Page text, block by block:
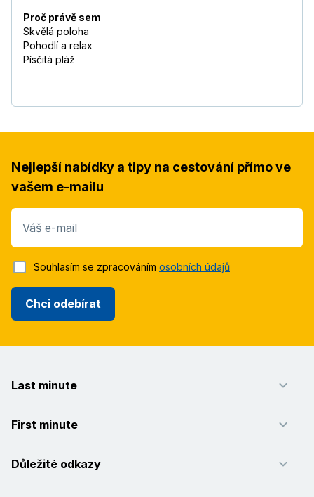
Proč právě sem
Skvělá poloha
Pohodlí a relax
Písčitá pláž
Nejlepší nabídky a tipy na cestování přímo ve
vašem e-mailu
Váš e-mail
Chci odebírat
Souhlasím se zpracováním osobních údajů
Last minute
First minute
Důležité odkazy